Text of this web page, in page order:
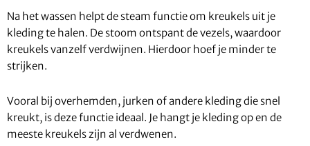
Na het wassen helpt de steam functie om kreukels uit je
kleding te halen. De stoom ontspant de vezels, waardoor
kreukels vanzelf verdwijnen. Hierdoor hoef je minder te
strijken.
Vooral bij overhemden, jurken of andere kleding die snel
kreukt, is deze functie ideaal. Je hangt je kleding op en de
meeste kreukels zijn al verdwenen.